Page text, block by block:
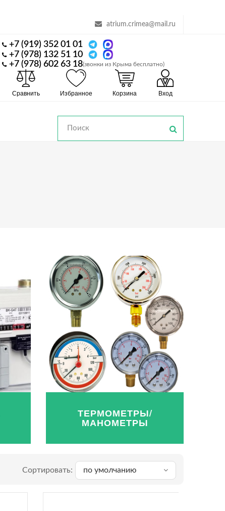
atrium.crimea@mail.ru
+7 (919) 352 01 01
+7 (978) 132 51 10
+7 (978) 602 63 18(звонки из Крыма бесплатно)
Сравнить Избранное Корзина Вход
ТЕРМОМЕТРЫ/
МАНОМЕТРЫ
Сортировать: по умолчанию